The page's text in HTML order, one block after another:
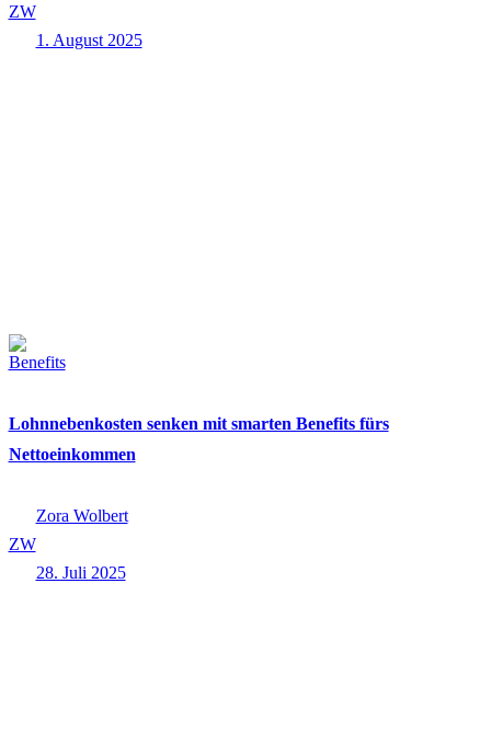
ZW
1. August 2025
Benefits
Lohnnebenkosten senken mit smarten Benefits fürs
Nettoeinkommen
ZW
Zora Wolbert
28. Juli 2025